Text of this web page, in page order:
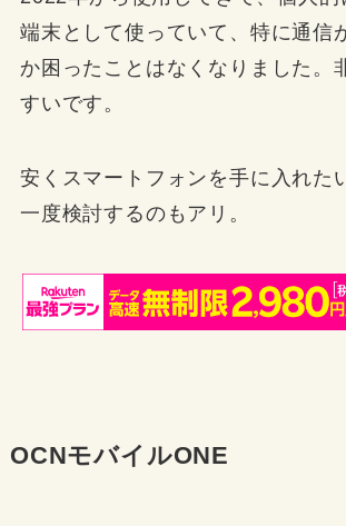
端末として使っていて、特に通信
か困ったことはなくなりました。
すいです。
安くスマートフォンを手に入れた
一度検討するのもアリ。
OCNモバイルONE